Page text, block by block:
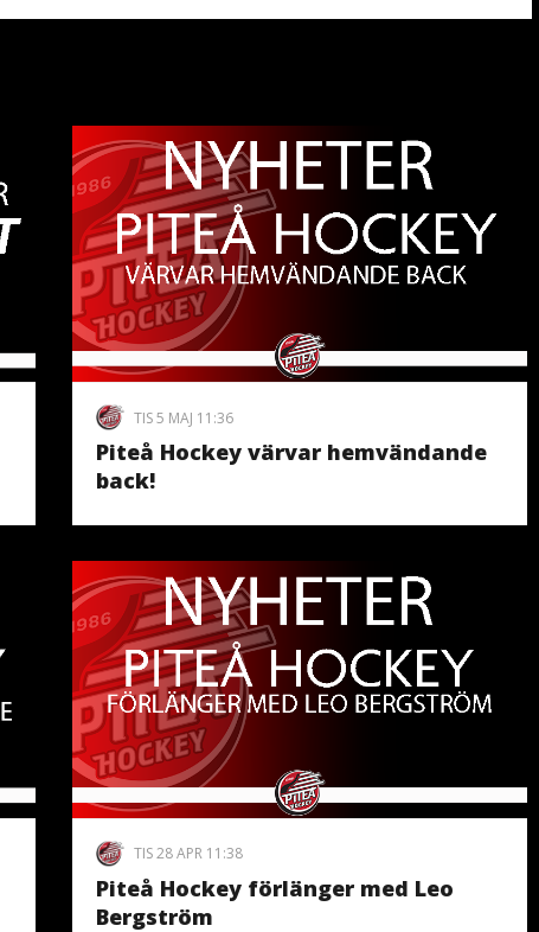
TIS 5 MAJ 11:36
Piteå Hockey värvar hemvändande
back!
TIS 28 APR 11:38
Piteå Hockey förlänger med Leo
Bergström